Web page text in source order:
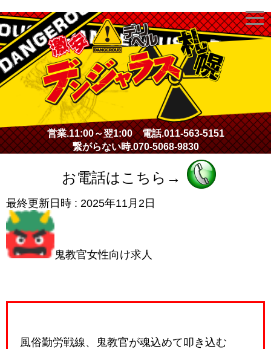
激安デリヘル・デンジャラス札幌
営業.11:00～翌1:00電話.011-563-5151
繋がらない時.070-5068-9830
お電話はこちら→
最終更新日時 : 2025年11月2日
鬼教官女性向け求人
風俗勤労戦線、鬼教官が魂込めて叩き込む